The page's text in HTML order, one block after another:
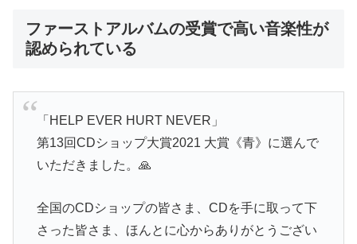
ファーストアルバムの受賞で高い音楽性が
認められている
「HELP EVER HURT NEVER」
第13回CDショップ大賞2021 大賞《青》に選んで
いただきました。🙏
全国のCDショップの皆さま、CDを手に取って下
さった皆さま、ほんとに心からありがとうござい